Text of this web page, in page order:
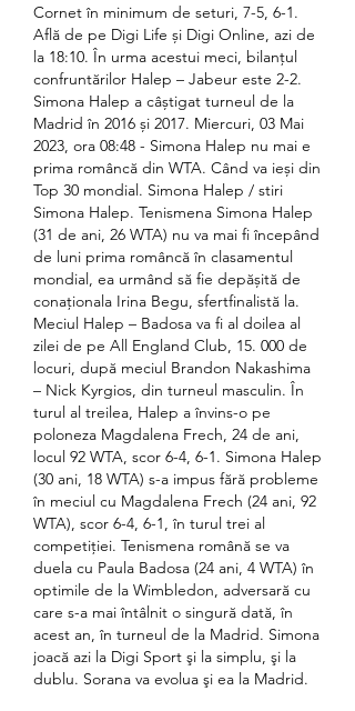
Cornet în minimum de seturi, 7-5, 6-1.
Află de pe Digi Life și Digi Online, azi de
la 18:10. În urma acestui meci, bilanțul
confruntărilor Halep – Jabeur este 2-2.
Simona Halep a câștigat turneul de la
Madrid în 2016 și 2017. Miercuri, 03 Mai
2023, ora 08:48 - Simona Halep nu mai e
prima româncă din WTA. Când va ieși din
Top 30 mondial. Simona Halep / stiri
Simona Halep. Tenismena Simona Halep
(31 de ani, 26 WTA) nu va mai fi începând
de luni prima româncă în clasamentul
mondial, ea urmând să fie depășită de
conaționala Irina Begu, sfertfinalistă la.
Meciul Halep – Badosa va fi al doilea al
zilei de pe All England Club, 15. 000 de
locuri, după meciul Brandon Nakashima
– Nick Kyrgios, din turneul masculin. În
turul al treilea, Halep a învins-o pe
poloneza Magdalena Frech, 24 de ani,
locul 92 WTA, scor 6-4, 6-1. Simona Halep
(30 ani, 18 WTA) s-a impus fără probleme
în meciul cu Magdalena Frech (24 ani, 92
WTA), scor 6-4, 6-1, în turul trei al
competiției. Tenismena română se va
duela cu Paula Badosa (24 ani, 4 WTA) în
optimile de la Wimbledon, adversară cu
care s-a mai întâlnit o singură dată, în
acest an, în turneul de la Madrid. Simona
joacă azi la Digi Sport şi la simplu, şi la
dublu. Sorana va evolua şi ea la Madrid.